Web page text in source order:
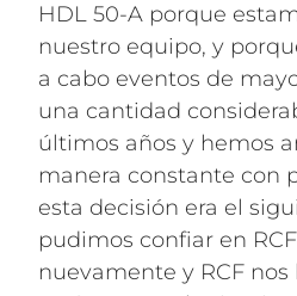
HDL 50-A porque
nuestro equipo, y
a cabo eventos de
una cantidad
últimos años y hemos
manera constante con
esta decisión era el
pudimos confiar en
nuevamente y RCF